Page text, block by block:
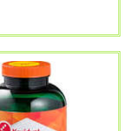
Waar
Moet
Letten?